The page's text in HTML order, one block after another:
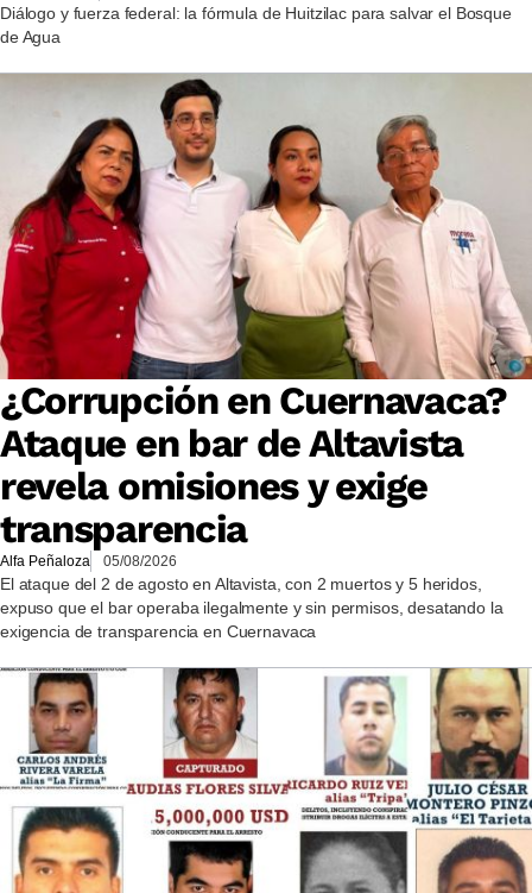
Diálogo y fuerza federal: la fórmula de Huitzilac para salvar el Bosque
de Agua
¿Corrupción en Cuernavaca?
Ataque en bar de Altavista
revela omisiones y exige
transparencia
Alfa Peñaloza 05/08/2026
El ataque del 2 de agosto en Altavista, con 2 muertos y 5 heridos,
expuso que el bar operaba ilegalmente y sin permisos, desatando la
exigencia de transparencia en Cuernavaca